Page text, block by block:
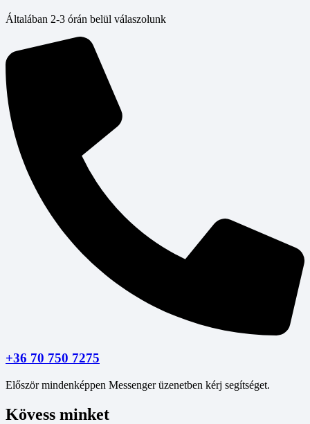
Általában 2-3 órán belül válaszolunk
+36 70 750 7275
Először mindenképpen Messenger üzenetben kérj segítséget.
Kövess minket